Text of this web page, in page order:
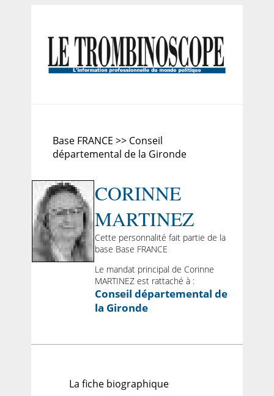
Base FRANCE >> Conseil
départemental de la Gironde
CORINNE
MARTINEZ
Cette personnalité fait partie de la
base Base FRANCE
Le mandat principal de Corinne
MARTINEZ est rattaché à :
Conseil départemental de
la Gironde
La fiche biographique